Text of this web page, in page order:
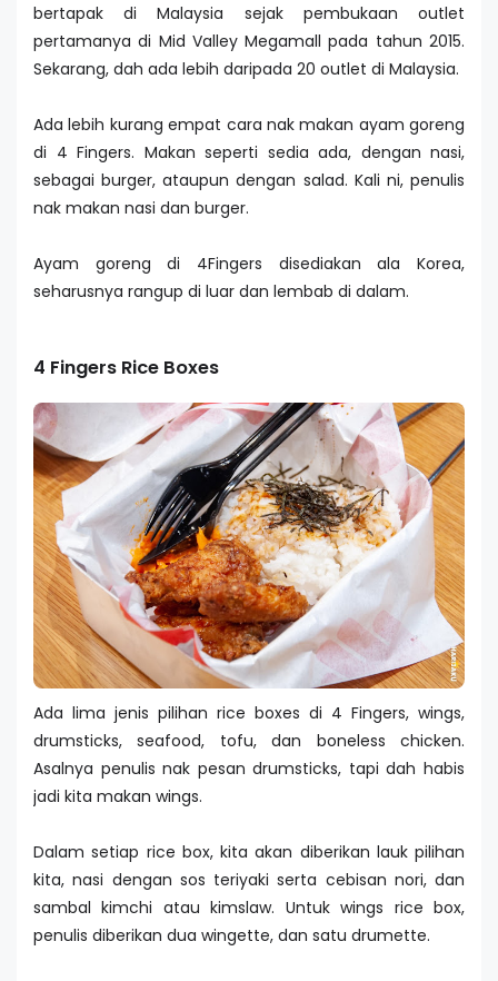
bertapak di Malaysia sejak pembukaan outlet
pertamanya di Mid Valley Megamall pada tahun 2015.
Sekarang, dah ada lebih daripada 20 outlet di Malaysia.
Ada lebih kurang empat cara nak makan ayam goreng
di 4 Fingers. Makan seperti sedia ada, dengan nasi,
sebagai burger, ataupun dengan salad. Kali ni, penulis
nak makan nasi dan burger.
Ayam goreng di 4Fingers disediakan ala Korea,
seharusnya rangup di luar dan lembab di dalam.
4 Fingers Rice Boxes
Ada lima jenis pilihan rice boxes di 4 Fingers, wings,
drumsticks, seafood, tofu, dan boneless chicken.
Asalnya penulis nak pesan drumsticks, tapi dah habis
jadi kita makan wings.
Dalam setiap rice box, kita akan diberikan lauk pilihan
kita, nasi dengan sos teriyaki serta cebisan nori, dan
sambal kimchi atau kimslaw. Untuk wings rice box,
penulis diberikan dua wingette, dan satu drumette.